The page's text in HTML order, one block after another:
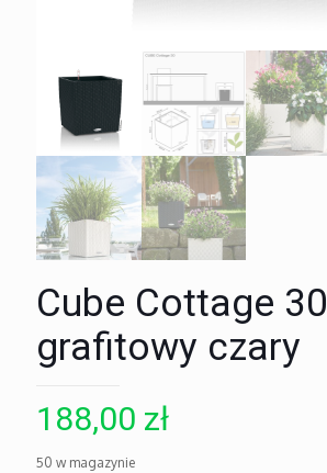
Cube Cottage 30
grafitowy czary
188,00 zł
50 w magazynie